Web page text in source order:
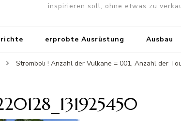
inspirieren soll, ohne etwas zu
erprobte Ausrüstung Ausbau
Stromboli ! Anzahl der Vulkane = 001, Anzahl der